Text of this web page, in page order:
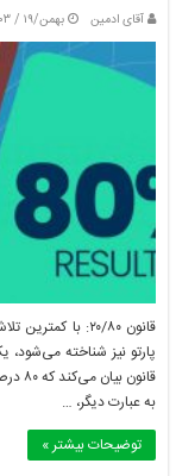
آقای ادمین بهمن/۱۹ / ۱۴۰۳
پارتو نیز شناخته
به عبارت دیگر، …
توضیحات بیشتر »